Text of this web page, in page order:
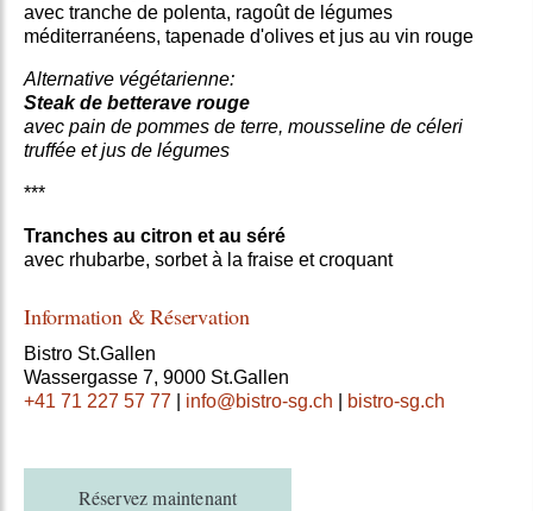
avec tranche de polenta, ragoût de légumes
méditerranéens, tapenade d'olives et jus au vin rouge
Alternative végétarienne:
Steak de betterave rouge
avec pain de pommes de terre, mousseline de céleri
truffée et jus de légumes
***
Tranches au citron et au séré
avec rhubarbe, sorbet à la fraise et croquant
Information & Réservation
Bistro St.Gallen
Wassergasse 7, 9000 St.Gallen
+41 71 227 57 77
info@bistro-sg.ch bistro-sg.ch
Réservez maintenant